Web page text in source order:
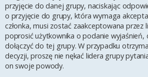
przyjęcie do danej grupy, naciskając
o przyjęcie do grupy, która wymaga
członka, musi zostać zaakceptowana przez
poprosić użytkownika o podanie wyjaśnień,
dołączyć do tej grupy. W przypadku
decyzji, proszę nie nękać lidera grupy
on swoje powody.